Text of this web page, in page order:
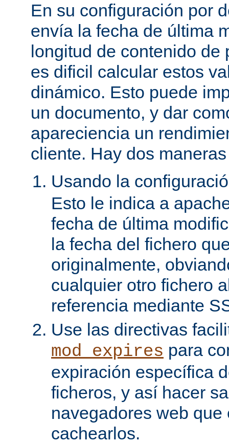
En su configuración por
envía la fecha de última
longitud de contenido
es dificil calcular estos
dinámico. Esto puede
un documento, y dar
apareciencia un
cliente. Hay dos
Usando la
Esto le indica a
fecha de última
la fecha del fichero
originalmente,
cualquier otro fichero
referencia mediante
Use las directivas
mod_expires para
expiración específica
ficheros, y así hacer
navegadores web que
cachearlos.